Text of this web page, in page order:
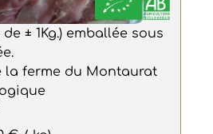
± 1Kg.) emballée sous
la ferme du Montaurat